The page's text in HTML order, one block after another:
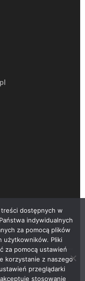
dostępnych w
indywidualnych
za pomocą plików
użytkowników. Pliki
za pomocą ustawień
korzystanie z naszego
przeglądarki
stosowanie